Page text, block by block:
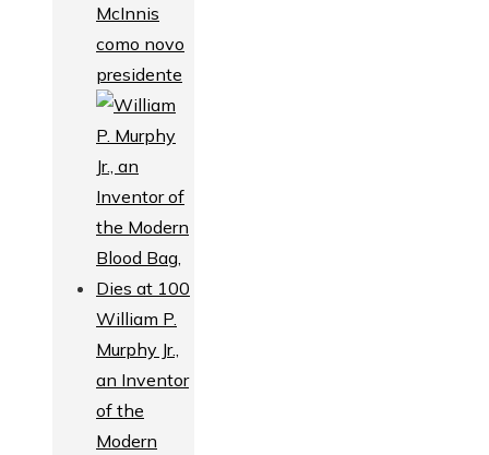
McInnis
como novo
presidente
William P.
Murphy Jr.,
an Inventor
of the
Modern